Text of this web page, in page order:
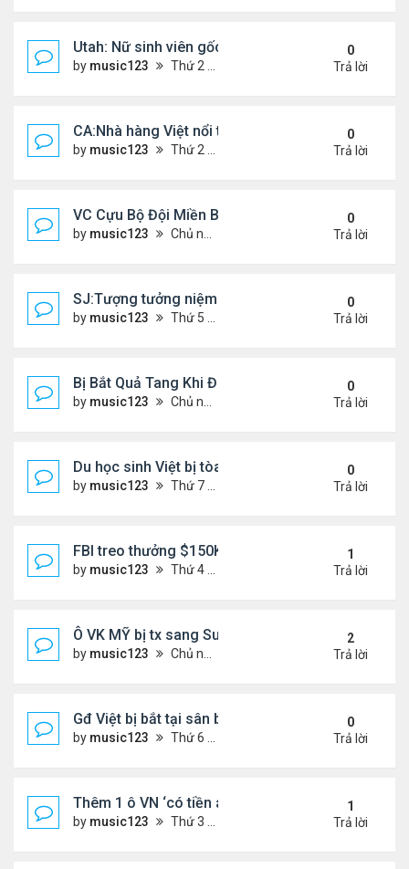
Utah: Nữ sinh viên gốc Việt tự vẫn, bạn trai bạo
by music123 Thứ 2 Tháng 7 20, 2026 4:56 pm
0
Trả lời
CA:Nhà hàng Việt nổi tiếng đóng cửa
by music123 Thứ 2 Tháng 7 20, 2026 4:42 pm
0
Trả lời
VC Cựu Bộ Đội Miền Bắc Chọn Định Cư Tại Hoa
by music123 Chủ nhật Tháng 7 12, 2026 3:01 pm
0
Trả lời
SJ:Tượng tưởng niệm cđ Việt bị ăn cắp
by music123 Thứ 5 Tháng 7 09, 2026 6:19 am
0
Trả lời
Bị Bắt Quả Tang Khi Đang Đánh Bắt “Vài Con Cá
by music123 Chủ nhật Tháng 7 05, 2026 8:47 am
0
Trả lời
Du học sinh Việt bị tòa HQ kết án 10 năm vì vứt bỏ
by music123 Thứ 7 Tháng 6 27, 2026 8:01 pm
0
Trả lời
FBI treo thưởng $150K cho tội phạm 'đang ở Việt
by music123 Thứ 4 Tháng 6 24, 2026 7:26 pm
1
Trả lời
Ô VK MỸ bị tx sang Sudan,về VN
by music123 Chủ nhật Tháng 6 21, 2026 6:46 am
2
Trả lời
Gđ Việt bị bắt tại sân bay ở Mỹ
by music123 Thứ 6 Tháng 6 19, 2026 6:47 pm
0
Trả lời
Thêm 1 ô VN ‘có tiền án’ bị Mỹ trục xuất về nước
by music123 Thứ 3 Tháng 6 16, 2026 7:00 pm
1
Trả lời